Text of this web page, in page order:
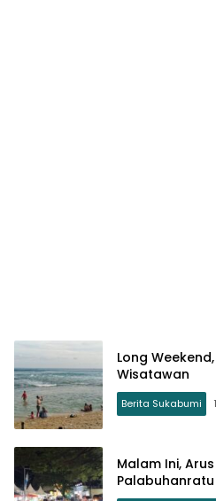
Long
Wisatawan
Berita Sukabumi
Malam Ini,